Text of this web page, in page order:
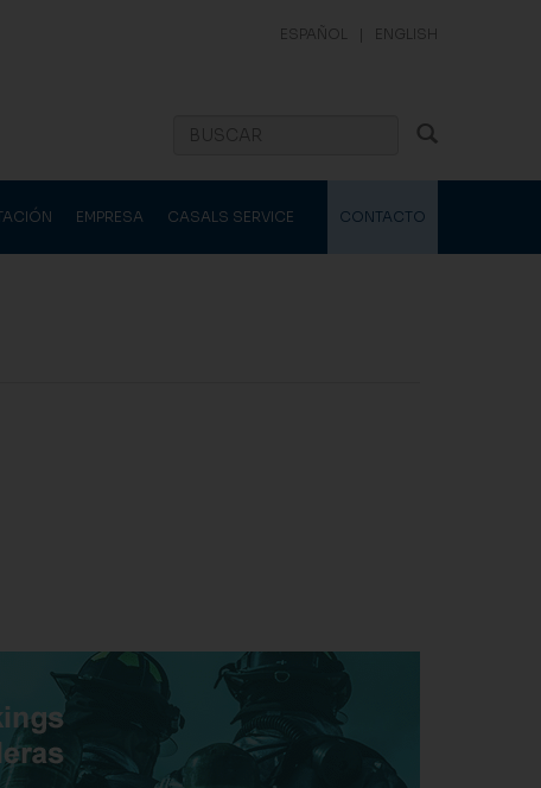
ESPAÑOL | ENGLISH
EMPRESA CASALS SERVICE CONTACTO